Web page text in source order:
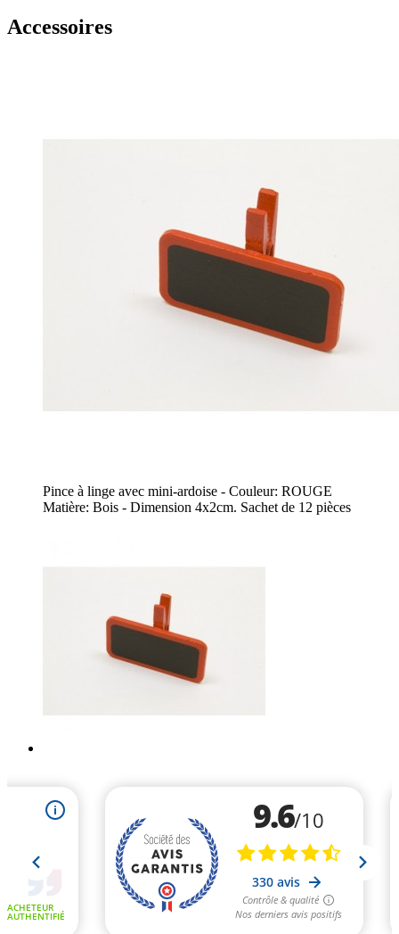
Accessoires
Pince à linge avec mini-ardoise - Couleur: ROUGE
Matière: Bois - Dimension 4x2cm. Sachet de 12 pièces